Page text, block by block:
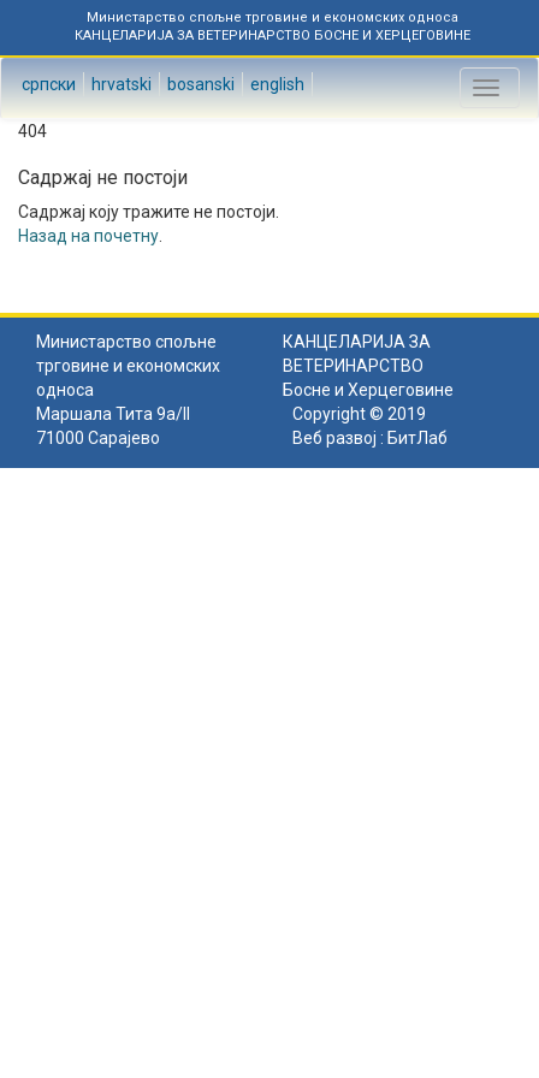
Министарство спољне трговине и економских односа
КАНЦЕЛАРИЈА ЗА ВЕТЕРИНАРСТВО БОСНЕ И ХЕРЦЕГОВИНЕ
српски hrvatski bosanski english
Toggle
404
Садржај не постоји
Садржај коју тражите не постоји.
Назад на почетну
Министарство спољне
трговине и економских
односа
КАНЦЕЛАРИЈА ЗА
ВЕТЕРИНАРСТВО
Босне и Херцеговине
Маршала Тита 9а/II
71000 Сарајево
Copyright © 2019
Веб развој : БитЛаб